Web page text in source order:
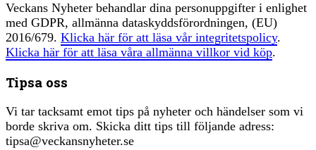
Veckans Nyheter behandlar dina personuppgifter i enlighet
med GDPR, allmänna dataskyddsförordningen, (EU)
2016/679. Klicka här för att läsa vår integritetspolicy.
Klicka här för att läsa våra allmänna villkor vid köp.
Tipsa oss
Vi tar tacksamt emot tips på nyheter och händelser som vi
borde skriva om. Skicka ditt tips till följande adress:
tipsa@veckansnyheter.se